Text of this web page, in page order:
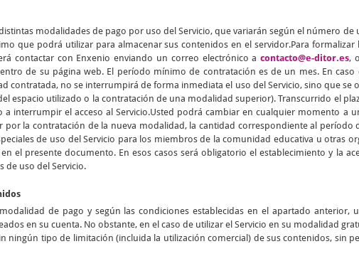
modalidades de pago por uso del Servicio, que variarán según el número
que podrá utilizar para almacenar sus contenidos en el servidor.Para
contactar con Enxenio enviando un correo electrónico acontacto@e-ditor.es,
de su página web. El período mínimo de contratación es de un mes. En caso
contratada, no se interrumpirá de forma inmediata el uso del Servicio, sino que se
espacio utilizado o la contratación de una modalidad superior). Transcurrido el
a interrumpir el acceso al Servicio.Usted podrá cambiar en cualquier momento a
por la contratación de la nueva modalidad, la cantidad correspondiente al período
de uso del Servicio para los miembros de la comunidad educativa u otras
el presente documento. En esos casos será obligatorio el establecimiento y la
de uso del Servicio.
de pago y según las condiciones establecidas en el apartado anterior,
en su cuenta. No obstante, en el caso de utilizar el Servicio en su modalidad
ningún tipo de limitación (incluida la utilización comercial) de sus contenidos, sin